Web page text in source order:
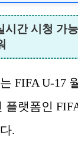
시간 시청 가
FIFA U-17
플랫폼인
.